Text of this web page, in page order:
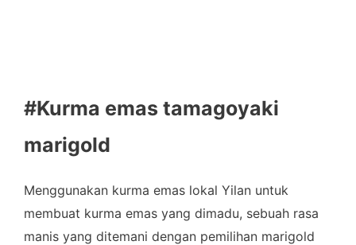
#Kurma emas tamagoyaki
marigold
Menggunakan kurma emas lokal Yilan untuk
membuat kurma emas yang dimadu, sebuah rasa
manis yang ditemani dengan pemilihan marigold